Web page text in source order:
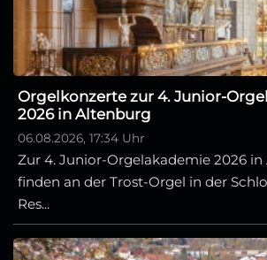
Orgelkonzerte zur 4. Junior-
2026 in Altenburg
06.08.2026, 17:34 Uhr
Zur 4. Junior-Orgelakademie 2026
finden an der Trost-Orgel in der
Res...